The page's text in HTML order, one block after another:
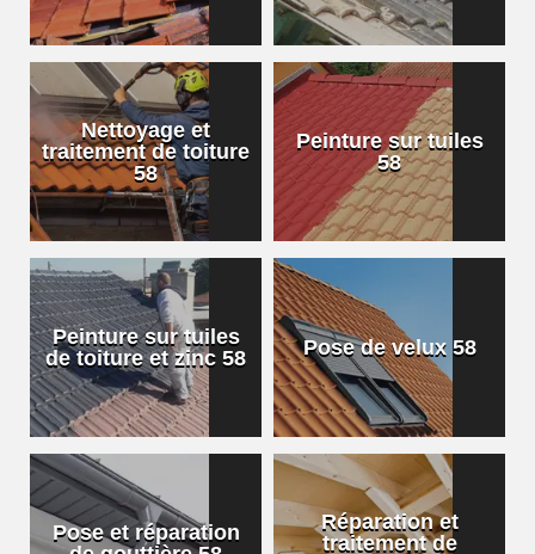
Nettoyage et
traitement de toiture
58
Peinture sur tuiles
58
Peinture sur tuiles
de toiture et zinc 58
Pose de velux 58
Pose et réparation
Réparation et
traitement de